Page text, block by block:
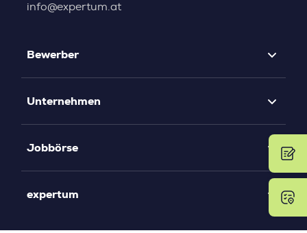
info@expertum.at
Bewerber
Unternehmen
Jobbörse
expertum